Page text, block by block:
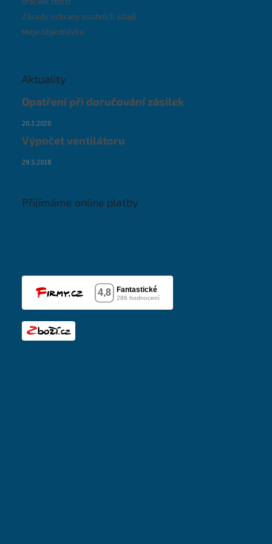
Zásady ochrany osobních údajů
Moje objednávka
Aktuality
Opatření při doručování zásilek
20.3.2020
Výpočet ventilátoru
29.5.2018
Přijímáme online platby